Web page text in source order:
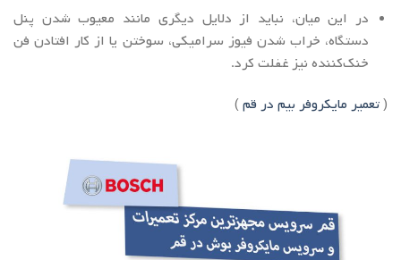
در این میان، نباید از دلایل دیگری مانند معیوب شدن پنل
دستگاه، خراب شدن فیوز سرامیکی، سوختن یا از کار افتادن فن
خنک‌کننده نیز غفلت کرد.
(تعمیر مایکروفر بیم در قم)